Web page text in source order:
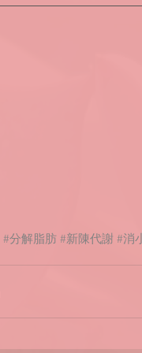
#分解脂肪 #新陳代謝 #消